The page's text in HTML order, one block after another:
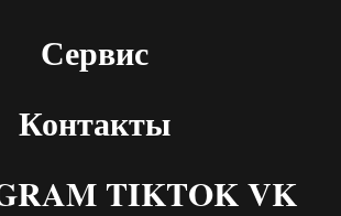
Сервис
Контакты
TIKTOK VK